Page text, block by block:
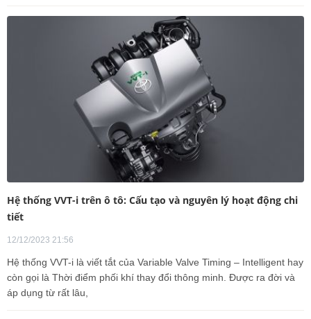
Hệ thống VVT-i trên ô tô: Cấu tạo và nguyên lý hoạt động chi
tiết
12/12/2023 21:56
Hệ thống VVT-i là viết tắt của Variable Valve Timing – Intelligent hay
còn gọi là Thời điểm phối khí thay đổi thông minh. Được ra đời và
áp dụng từ rất lâu,